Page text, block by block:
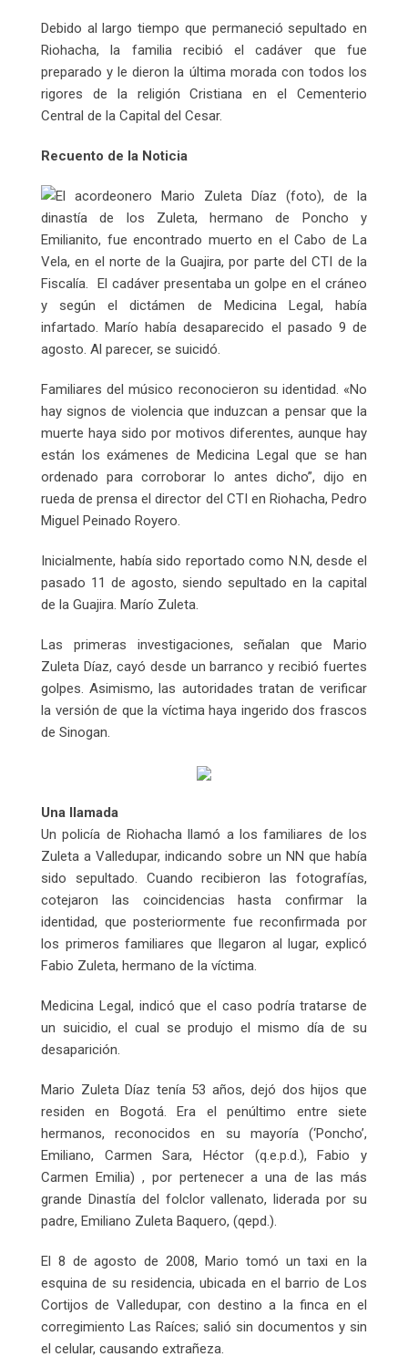
Debido al largo tiempo que permaneció sepultado en
Riohacha, la familia recibió el cadáver que fue
preparado y le dieron la última morada con todos los
rigores de la religión Cristiana en el Cementerio
Central de la Capital del Cesar.
Recuento de la Noticia
El acordeonero Mario Zuleta Díaz (foto), de la
dinastía de los Zuleta, hermano de Poncho y
Emilianito, fue encontrado muerto en el Cabo de La
Vela, en el norte de la Guajira, por parte del CTI de la
Fiscalía. El cadáver presentaba un golpe en el cráneo
y según el dictámen de Medicina Legal, había
infartado. Marío había desaparecido el pasado 9 de
agosto. Al parecer, se suicidó.
Familiares del músico reconocieron su identidad. «No
hay signos de violencia que induzcan a pensar que la
muerte haya sido por motivos diferentes, aunque hay
están los exámenes de Medicina Legal que se han
ordenado para corroborar lo antes dicho”, dijo en
rueda de prensa el director del CTI en Riohacha, Pedro
Miguel Peinado Royero.
Inicialmente, había sido reportado como N.N, desde el
pasado 11 de agosto, siendo sepultado en la capital
de la Guajira. Marío Zuleta.
Las primeras investigaciones, señalan que Mario
Zuleta Díaz, cayó desde un barranco y recibió fuertes
golpes. Asimismo, las autoridades tratan de verificar
la versión de que la víctima haya ingerido dos frascos
de Sinogan.
Una llamada
Un policía de Riohacha llamó a los familiares de los
Zuleta a Valledupar, indicando sobre un NN que había
sido sepultado. Cuando recibieron las fotografías,
cotejaron las coincidencias hasta confirmar la
identidad, que posteriormente fue reconfirmada por
los primeros familiares que llegaron al lugar, explicó
Fabio Zuleta, hermano de la víctima.
Medicina Legal, indicó que el caso podría tratarse de
un suicidio, el cual se produjo el mismo día de su
desaparición.
Mario Zuleta Díaz tenía 53 años, dejó dos hijos que
residen en Bogotá. Era el penúltimo entre siete
hermanos, reconocidos en su mayoría (‘Poncho’,
Emiliano, Carmen Sara, Héctor (q.e.p.d.), Fabio y
Carmen Emilia) , por pertenecer a una de las más
grande Dinastía del folclor vallenato, liderada por su
padre, Emiliano Zuleta Baquero, (qepd.).
El 8 de agosto de 2008, Mario tomó un taxi en la
esquina de su residencia, ubicada en el barrio de Los
Cortijos de Valledupar, con destino a la finca en el
corregimiento Las Raíces; salió sin documentos y sin
el celular, causando extrañeza.